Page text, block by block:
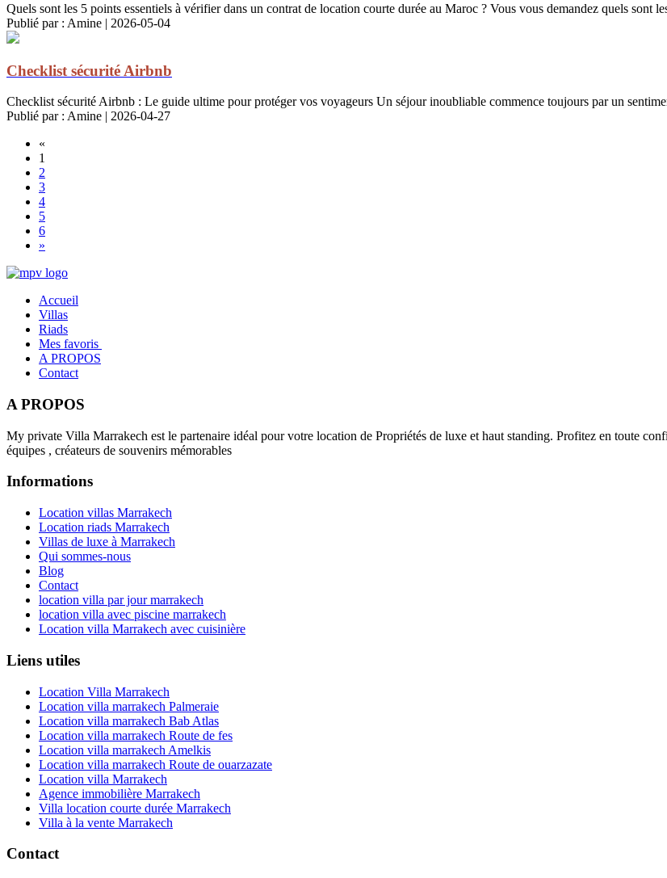
Quels sont les 5 points essentiels à vérifier dans un contrat de location courte durée au Maroc ? Vous vous demandez quels sont
Publié par : Amine | 2026-05-04
Checklist sécurité Airbnb
Checklist sécurité Airbnb : Le guide ultime pour protéger vos voyageurs Un séjour inoubliable commence toujours par un
Publié par : Amine | 2026-04-27
«
1
2
3
4
5
6
»
Accueil
Villas
Riads
Mes favoris
A PROPOS
Contact
A PROPOS
My private Villa Marrakech est le partenaire idéal pour votre location de Propriétés de luxe et haut standing. Profitez en toute
équipes , créateurs de souvenirs mémorables
Informations
Location villas Marrakech
Location riads Marrakech
Villas de luxe à Marrakech
Qui sommes-nous
Blog
Contact
location villa par jour marrakech
location villa avec piscine marrakech
Location villa Marrakech avec cuisinière
Liens utiles
Location Villa Marrakech
Location villa marrakech Palmeraie
Location villa marrakech Bab Atlas
Location villa marrakech Route de fes
Location villa marrakech Amelkis
Location villa marrakech Route de ouarzazate
Location villa Marrakech
Agence immobilière Marrakech
Villa location courte durée Marrakech
Villa à la vente Marrakech
Contact